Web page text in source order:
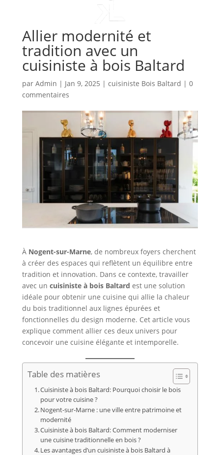
Allier modernité et
tradition avec un
cuisiniste à bois Baltard
par Admin | Jan 9, 2025 | cuisiniste Bois Baltard | 0
commentaires
À Nogent-sur-Marne, de nombreux foyers cherchent
à créer des espaces qui reflètent un équilibre entre
tradition et innovation. Dans ce contexte, travailler
avec un cuisiniste à bois Baltard est une solution
idéale pour obtenir une cuisine qui allie la chaleur
du bois traditionnel aux lignes épurées et
fonctionnelles du design moderne. Cet article vous
explique comment allier ces deux univers pour
concevoir une cuisine élégante et intemporelle.
Table des matières
Cuisiniste à bois Baltard: Pourquoi choisir le bois
pour votre cuisine ?
Nogent-sur-Marne : une ville entre patrimoine et
modernité
Cuisiniste à bois Baltard: Comment moderniser
une cuisine traditionnelle en bois ?
Les avantages d’un cuisiniste à bois Baltard à